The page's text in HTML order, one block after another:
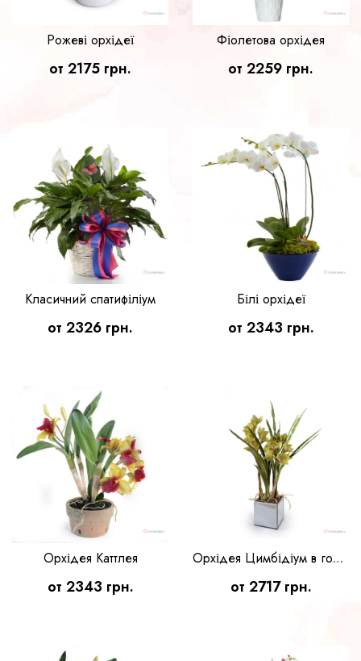
Рожеві орхідеї
от 2175 грн.
Фіолетова орхідея
от 2259 грн.
Класичний спатифіліум
от 2326 грн.
Білі орхідеї
от 2343 грн.
Орхідея Каттлея
от 2343 грн.
Орхідея Цимбідіум в горшку
от 2717 грн.